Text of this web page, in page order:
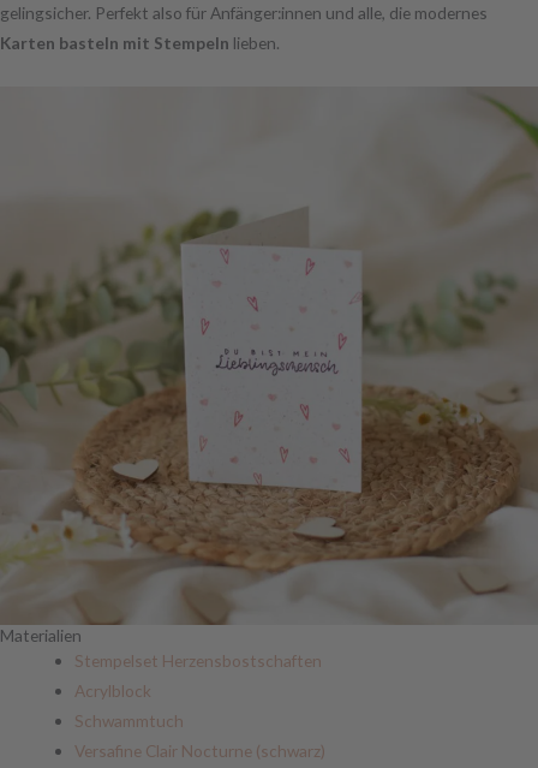
gelingsicher. Perfekt also für Anfänger:innen und alle, die modernes
Karten basteln mit Stempeln lieben.
Materialien
Stempelset Herzensbostschaften
Acrylblock
Schwammtuch
Versafine Clair Nocturne (schwarz)